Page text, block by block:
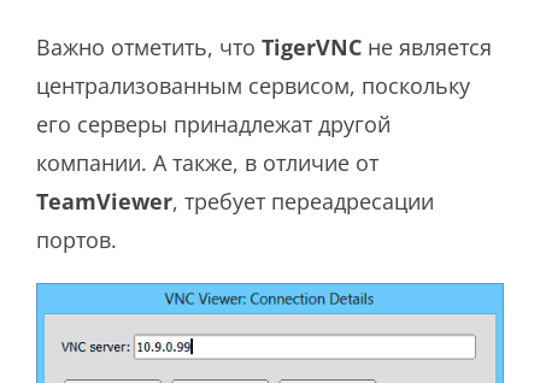
Важно отметить, что TigerVNC не является
централизованным сервисом, поскольку
его серверы принадлежат другой
компании. А также, в отличие от
TeamViewer, требует переадресации
портов.